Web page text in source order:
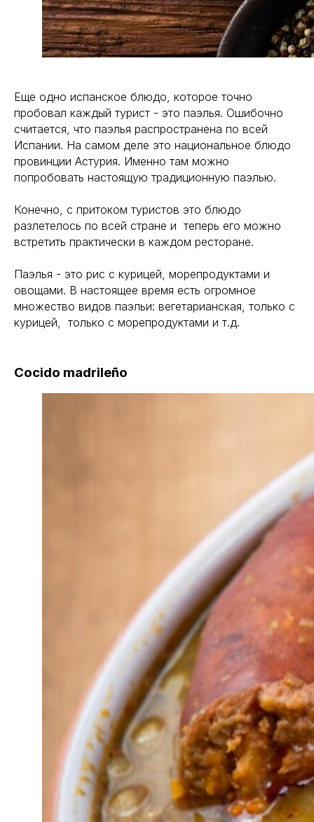
Еще одно испанское блюдо, которое точно
пробовал каждый турист - это паэлья. Ошибочно
считается, что паэлья распространена по всей
Испании. На самом деле это национальное блюдо
провинции Астурия. Именно там можно
попробовать настоящую традиционную паэлью.
Конечно, с притоком туристов это блюдо
разлетелось по всей стране и теперь его можно
встретить практически в каждом ресторане.
Паэлья - это рис с курицей, морепродуктами и
овощами. В настоящее время есть огромное
множество видов паэльи: вегетарианская, только с
курицей, только с морепродуктами и т.д.
Cocido madrileño